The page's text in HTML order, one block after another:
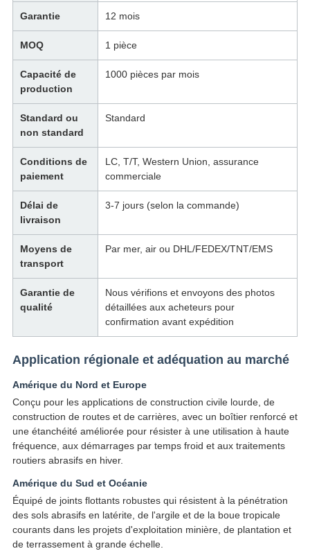
Garantie 12 mois
MOQ 1 pièce
Capacité de
production
1000 pièces par mois
Standard ou
non standard
Standard
Conditions de
paiement
LC, T/T, Western Union, assurance
commerciale
Délai de
livraison
3-7 jours (selon la commande)
Moyens de
transport
Par mer, air ou DHL/FEDEX/TNT/EMS
Garantie de
qualité
Nous vérifions et envoyons des photos
détaillées aux acheteurs pour
confirmation avant expédition
Application régionale et adéquation au marché
Amérique du Nord et Europe
Conçu pour les applications de construction civile lourde, de
construction de routes et de carrières, avec un boîtier renforcé et
une étanchéité améliorée pour résister à une utilisation à haute
fréquence, aux démarrages par temps froid et aux traitements
routiers abrasifs en hiver.
Amérique du Sud et Océanie
Équipé de joints flottants robustes qui résistent à la pénétration
des sols abrasifs en latérite, de l'argile et de la boue tropicale
courants dans les projets d'exploitation minière, de plantation et
de terrassement à grande échelle.